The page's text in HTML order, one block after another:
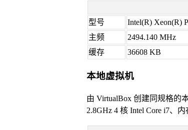
型号
Intel(R) Xeon(R)
主频
2494.140 MHz
缓存
36608 KB
本地虚拟机
由 VirtualBox 创建同规格的
2.8GHz 4 核 Intel Core i7、